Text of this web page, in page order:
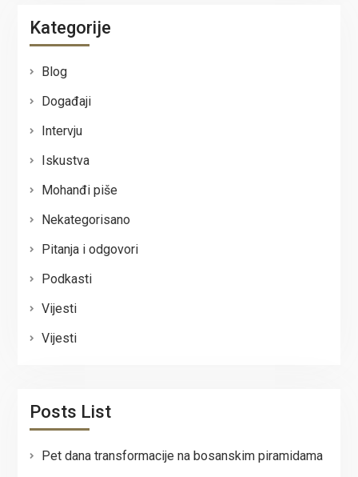
Kategorije
Blog
Događaji
Intervju
Iskustva
Mohanđi piše
Nekategorisano
Pitanja i odgovori
Podkasti
Vijesti
Vijesti
Posts List
Pet dana transformacije na bosanskim piramidama